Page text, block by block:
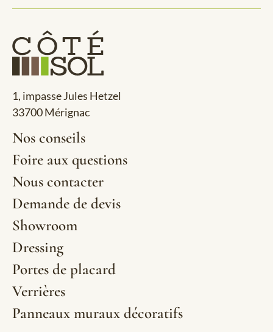
1, impasse Jules Hetzel
33700 Mérignac
Nos conseils
Foire aux questions
Nous contacter
Demande de devis
Showroom
Dressing
Portes de placard
Verrières
Panneaux muraux décoratifs